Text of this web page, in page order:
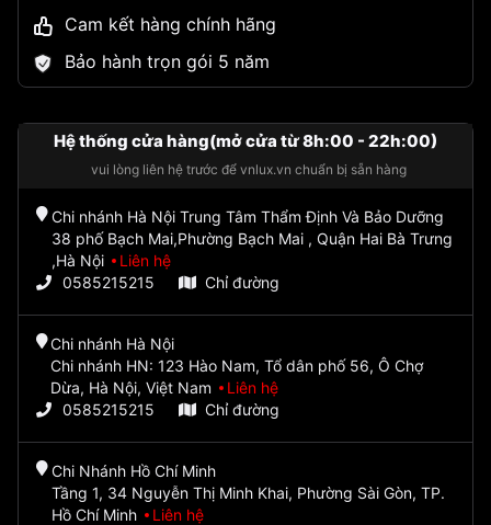
Cam kết hàng chính hãng
Bảo hành trọn gói 5 năm
Hệ thống cửa hàng(mở cửa từ 8h:00 - 22h:00)
vui lòng liên hệ trước để vnlux.vn chuẩn bị sẵn hàng
Chi nhánh Hà Nội Trung Tâm Thẩm Định Và Bảo Dưỡng
38 phố Bạch Mai,Phường Bạch Mai , Quận Hai Bà Trưng
,Hà Nội
Liên hệ
0585215215
Chỉ đường
Chi nhánh Hà Nội
Chi nhánh HN: 123 Hào Nam, Tổ dân phố 56, Ô Chợ
Dừa, Hà Nội, Việt Nam
Liên hệ
0585215215
Chỉ đường
Chi Nhánh Hồ Chí Minh
Tầng 1, 34 Nguyễn Thị Minh Khai, Phường Sài Gòn, TP.
Hồ Chí Minh
Liên hệ